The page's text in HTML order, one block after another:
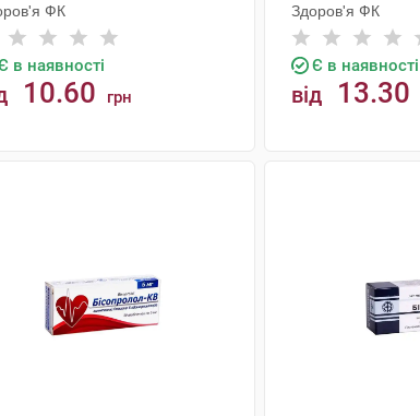
ФК
в наявності
10.60 грн
Здоров'я ФК
Є в наявності
від 13.30